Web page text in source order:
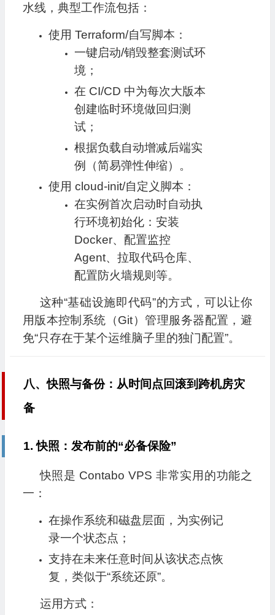
水线，典型工作流包括：
使用 Terraform/自写脚本：
一键启动/销毁整套测试环
境；
在 CI/CD 中为每次大版本
创建临时环境做回归测
试；
根据负载自动增减后端实
例（简易弹性伸缩）。
使用 cloud-init/自定义脚本：
在实例首次启动时自动执
行环境初始化：安装
Docker、配置监控
Agent、拉取代码仓库、
配置防火墙规则等。
这种“基础设施即代码”的方式，可以让你
用版本控制系统（Git）管理服务器配置，避
免“只存在于某个运维脑子里的独门配置”。
八、快照与备份：从时间点回滚到跨机房灾
备
1. 快照：发布前的“必备保险”
快照是 Contabo VPS 非常实用的功能之
一：
在操作系统和磁盘层面，为实例记
录一个状态点；
支持在未来任意时间从该状态点恢
复，类似于“系统还原”。
运用方式：